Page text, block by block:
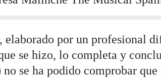
elaborado por un profesional
se hizo, lo completa y
se ha podido comprobar que